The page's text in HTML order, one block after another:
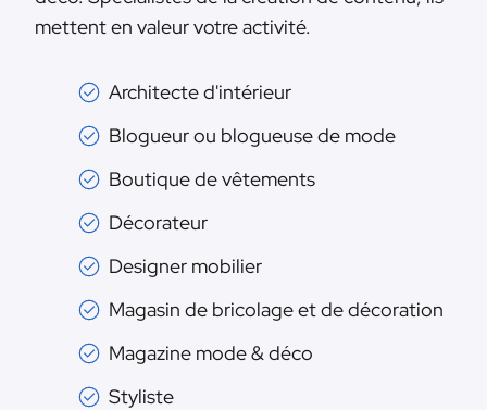
mettent en valeur votre activité.
Architecte d'intérieur
Blogueur ou blogueuse de mode
Boutique de vêtements
Décorateur
Designer mobilier
Magasin de bricolage et de décoration
Magazine mode & déco
Styliste